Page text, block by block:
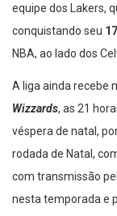
equipe dos Lakers,
conquistando seu
NBA, ao lado dos
A liga ainda recebe
Wizzards, as 21
véspera de natal,
rodada de Natal,
com transmissão
nesta temporada e